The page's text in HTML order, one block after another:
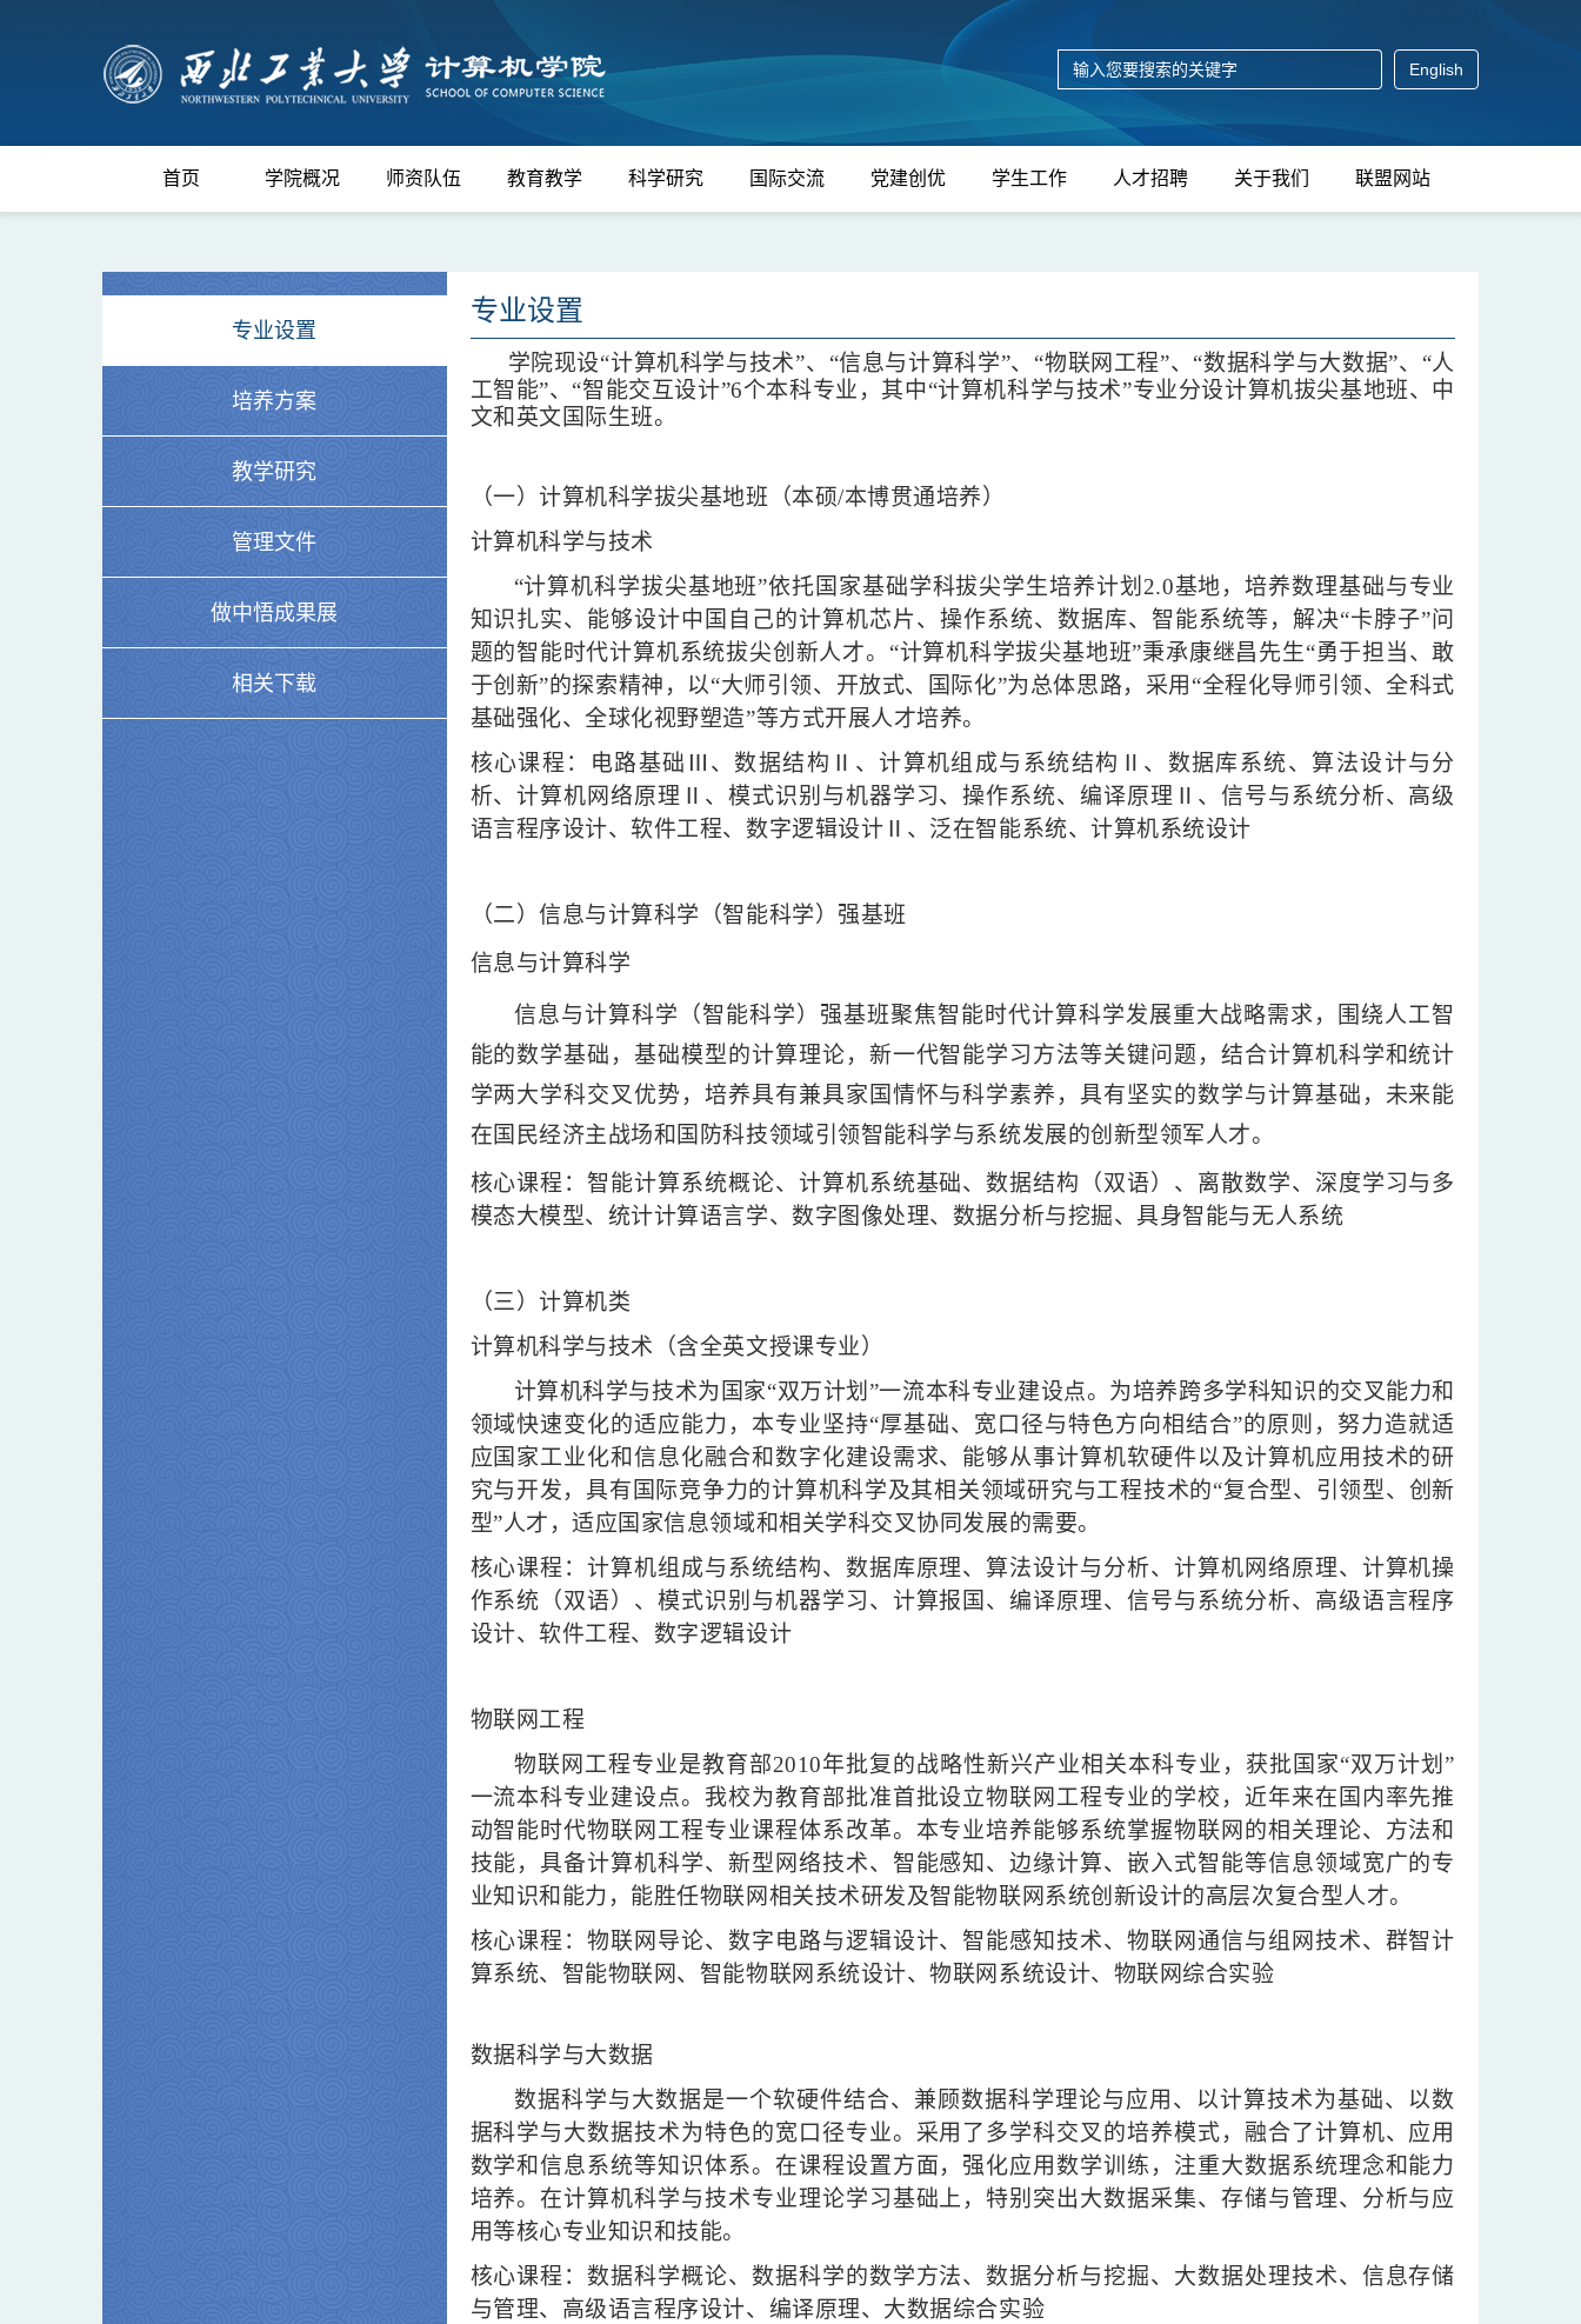
English
首页 学院概况 师资队伍 教育教学 科学研究 国际交流 党建创优 学生工作 人才招聘 关于我们 联盟网站
专业设置
培养方案
教学研究
管理文件
做中悟成果展
相关下载
专业设置
学院现设“计算机科学与技术”、 “信息与计算科学”、 “物联网工程”、“数据科学与大数据”、“人
工智能”、“智能交互设计”6个本科专业，其中“计算机科学与技术”专业分设计算机拔尖基地班、 中
文和英文 国际生班。
（一）计算机科学拔尖基地班（本硕/本博贯通培养）
计算机科学与技术
“计算机科学拔尖基地班”依托国家基础学科拔尖学生培养计划2.0基地，培养数理基础与专业
知识扎实、能够设计中国自己的计算机芯片、操作系统、数据库、智能系统等，解决“卡脖子”问
题的智能时代计算机系统拔尖创新人才。“计算机科学拔尖基地班”秉承康继昌先生“勇于担当、敢
于创新”的探索精神，以“大师引领、开放式、国际化”为总体思路，采用“全程化导师引领、全科式
基础强化、全球化视野塑造”等方式开展人才培养。
核心课程：电路基础
Ⅲ、数据结构Ⅱ、计算机组成与系统结构Ⅱ、数据库系统、算法设计与分
析、计算机网络原理Ⅱ、模式识别与机器学习、操作系统、编译原理Ⅱ、信号与系统分析、高级
语言程序设计、软件工程、数字逻辑设计Ⅱ、泛在智能系统、计算机系统设计
（二）信息与计算科学（智能科学）强基班
信息与计算科学
信息与计算科学（智能科学）强基班聚焦智能时代计算科学发展重大战略需求，围绕人工智
能的数学基础，基础模型的计算理论，新一代智能学习方法等关键问题，结合计算机科学和统计
学两大学科交叉优势，培养具有兼具家国情怀与科学素养，具有坚实的数学与计算基础，未来能
在国民经济主战场和国防科技领域引领智能科学与系统发展的创新型领军人才。
核心课程：智能计算系统概论、计算机系统基础、数据结构（双语）、离散数学、深度学习与多
模态大模型、统计计算语言学、数字图像处理、数据分析与挖掘、具身智能与无人系统
（三）计算机类
计算机科学与技术（含全英文授课专业）
计算机科学与技术为国家“双万计划”一流本科专业建设点。为培养跨多学科知识的交叉能力和
领域快速变化的适应能力，本专业坚持“厚基础、宽口径与特色方向相结合”的原则，努力造就适
应国家工业化和信息化融合和数字化建设需求、能够从事计算机软硬件以及计算机应用技术的研
究与开发，具有国际竞争力的计算机科学及其相关领域研究与工程技术的“复合型、引领型、创新
型”人才，适应国家信息领域和相关学科交叉协同发展的需要。
核心课程：计算机组成与系统结构、数据库原理、算法设计与分析、计算机网络原理、计算机操
作系统（双语）、模式识别与机器学习、计算报国、编译原理、信号与系统分析、高级语言程序
设计、软件工程、数字逻辑设计
物联网工程
物联网工程专业是教育部2010年批复的战略性新兴产业相关本科专业，获批国家“双万计划”
一流本科专业建设点。我校为教育部批准首批设立物联网工程专业的学校，近年来在国内率先推
动智能时代物联网工程专业课程体系改革。本专业培养能够系统掌握物联网的相关理论、方法和
技能，具备计算机科学、新型网络技术、智能感知、边缘计算、嵌入式智能等信息领域宽广的专
业知识和能力，能胜任物联网相关技术研发及智能物联网系统创新设计的高层次复合型人才。
核心课程：物联网导论、数字电路与逻辑设计、智能感知技术、物联网通信与组网技术、群智计
算系统、智能物联网、智能物联网系统设计、物联网系统设计、物联网综合实验
数据科学与大数据
数据科学与大数据是一个软硬件结合、兼顾数据科学理论与应用、以计算技术为基础、以数
据科学与大数据技术为特色的宽口径专业。采用了多学科交叉的培养模式，融合了计算机、应用
数学和信息系统等知识体系。在课程设置方面，强化应用数学训练，注重大数据系统理念和能力
培养。在计算机科学与技术专业理论学习基础上，特别突出大数据采集、存储与管理、分析与应
用等核心专业知识和技能。
核心课程：数据科学概论、数据科学的数学方法、数据分析与挖掘、大数据处理技术、信息存储
与管理、高级语言程序设计、编译原理、大数据综合实验